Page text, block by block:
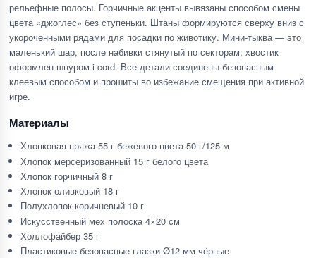
рельефные полосы. Горчичные акценты вывязаны способом смены
цвета «джоглес» без ступеньки. Штаны формируются сверху вниз с
укороченными рядами для посадки по животику. Мини-тыква — это
маленький шар, после набивки стянутый по секторам; хвостик
оформлен шнуром i-cord. Все детали соединены безопасным
клеевым способом и прошиты во избежание смещения при активной
игре.
Материалы
Хлопковая пряжа 55 г бежевого цвета 50 г/125 м
Хлопок мерсеризованный 15 г белого цвета
Хлопок горчичный 8 г
Хлопок оливковый 18 г
Полухлопок коричневый 10 г
Искусственный мех полоска 4×20 см
Холлофайбер 35 г
Пластиковые безопасные глазки Ø12 мм чёрные